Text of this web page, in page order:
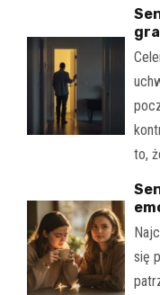
to,
się